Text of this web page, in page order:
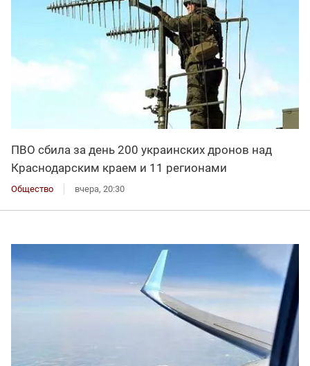
ПВО сбила за день 200 украинских дронов над
Краснодарским краем и 11 регионами
Общество вчера, 20:30